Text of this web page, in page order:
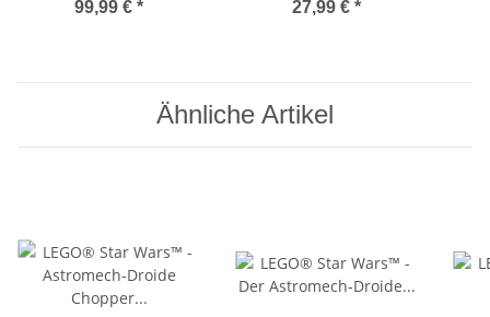
99,99 € *
DIGatron™
27,99 € *
Ähnliche Artikel